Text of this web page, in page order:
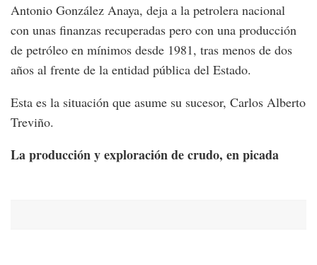
Antonio González Anaya, deja a la petrolera nacional
con unas finanzas recuperadas pero con una producción
de petróleo en mínimos desde 1981, tras menos de dos
años al frente de la entidad pública del Estado.
Esta es la situación que asume su sucesor, Carlos Alberto
Treviño.
La producción y exploración de crudo, en picada